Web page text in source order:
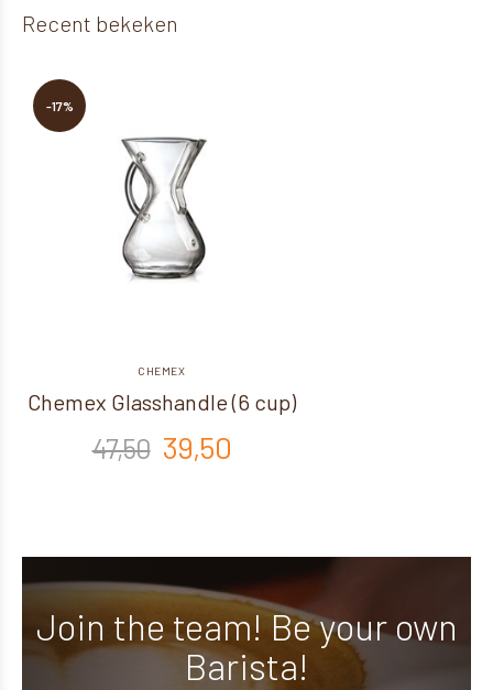
Recent bekeken
-17%
CHEMEX
Chemex Glasshandle (6 cup)
47,50 39,50
Join the team! Be your own
Barista!